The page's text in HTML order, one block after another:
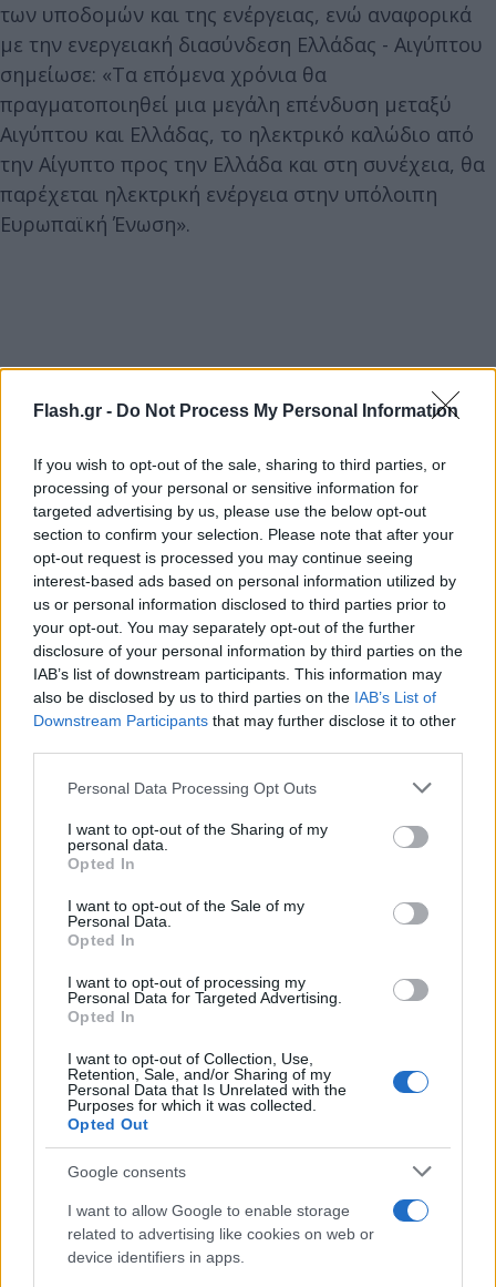
Flash.gr - Do Not Process My Personal Information
If you wish to opt-out of the sale, sharing to third parties, or
processing of your personal or sensitive information for
targeted advertising by us, please use the below opt-out
section to confirm your selection. Please note that after your
opt-out request is processed you may continue seeing
interest-based ads based on personal information utilized by
us or personal information disclosed to third parties prior to
your opt-out. You may separately opt-out of the further
disclosure of your personal information by third parties on the
IAB’s list of downstream participants. This information may
also be disclosed by us to third parties on the IAB’s List of
Downstream Participants that may further disclose it to other
Please note that this website/app uses one or more Google
not limited to your visit or usage behaviour. You may click to
grant or deny consent to Google and its third-party tags to
use your data for below specified purposes in below Google
consent section.
Personal Data Processing Opt Outs
I want to opt-out of the Sharing of my
personal data.
Opted In
I want to opt-out of the Sale of my
Personal Data.
Opted In
I want to opt-out of processing my
Personal Data for Targeted Advertising.
Opted In
I want to opt-out of Collection, Use,
Retention, Sale, and/or Sharing of my
Personal Data that Is Unrelated with the
Purposes for which it was collected.
Opted Out
Google consents
I want to allow Google to enable storage
related to advertising like cookies on web or
device identifiers in apps.
των υποδομών και της ενέργειας, ενώ αναφορικά
με την ενεργειακή διασύνδεση Ελλάδας - Αιγύπτου
σημείωσε: «Τα επόμενα χρόνια θα
πραγματοποιηθεί μια μεγάλη επένδυση μεταξύ
Αιγύπτου και Ελλάδας, το ηλεκτρικό καλώδιο από
την Αίγυπτο προς την Ελλάδα και στη συνέχεια, θα
παρέχεται ηλεκτρική ενέργεια στην υπόλοιπη
Ευρωπαϊκή Ένωση».